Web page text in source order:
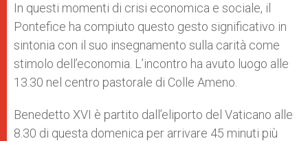
In questi momenti di crisi economica e sociale, il
Pontefice ha compiuto questo gesto significativo in
sintonia con il suo insegnamento sulla carità come
stimolo dell’economia. L’incontro ha avuto luogo alle
13.30 nel centro pastorale di Colle Ameno.
Benedetto XVI è partito dall’eliporto del Vaticano alle
8.30 di questa domenica per arrivare 45 minuti più